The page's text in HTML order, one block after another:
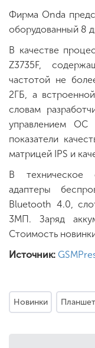
Фирма Onda
оборудованный 8
В качестве
Z3735F,
частотой не
2ГБ, а
словам
управлением
показатели
матрицей IPS и
В техническое
адаптеры
Bluetooth 4.0,
3МП. Заряд
Стоимость
Источник:
Новинки